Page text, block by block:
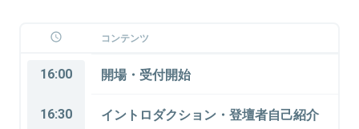
コンテンツ
16:00 開場・受付開始
16:30 イントロダクション・登壇者自己紹介